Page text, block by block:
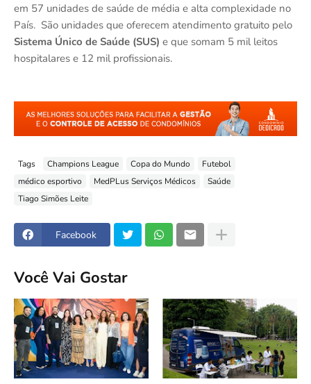
em 57 unidades de saúde de média e alta complexidade no
País. São unidades que oferecem atendimento gratuito pelo
Sistema Único de Saúde (SUS) e que somam 5 mil leitos
hospitalares e 12 mil profissionais.
Tags Champions League Copa do Mundo
Futebol
médico esportivo
MedPLus Serviços Médicos
Saúde
Tiago Simões Leite
Facebook
Você Vai Gostar